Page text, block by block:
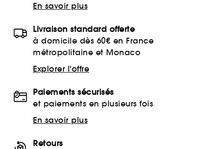
En savoir plus
Livraison standard offerte
à domicile dès 60€ en France
métropolitaine et Monaco
Explorer l'offre
Paiements sécurisés
et paiements en plusieurs fois
En savoir plus
Retours